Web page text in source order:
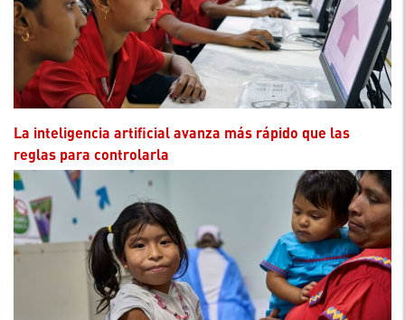
La inteligencia artificial avanza más rápido que las
reglas para controlarla